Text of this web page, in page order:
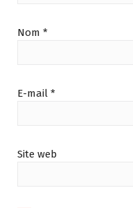
Nom *
E-mail *
Site web